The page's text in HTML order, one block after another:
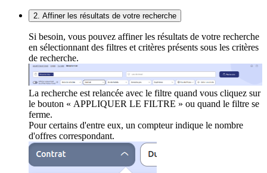
2. Affiner les résultats de votre recherche
Si besoin, vous pouvez affiner les résultats de votre recherche
en sélectionnant des filtres et critères présents sous les critères
de recherche.
La recherche est relancée avec le filtre quand vous cliquez sur
le bouton « APPLIQUER LE FILTRE » ou quand le filtre se
ferme.
Pour certains d'entre eux, un compteur indique le nombre
d'offres correspondant.